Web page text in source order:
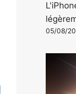
05/08/